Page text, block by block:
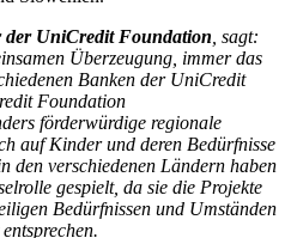
der UniCredit Foundation , sagt:
Überzeugung, immer das
Banken der UniCredit
Foundation
förderwürdige regionale
auf Kinder und deren Bedürfnisse
den verschiedenen Ländern haben
gespielt, da sie die Projekte
Bedürfnissen und Umständen